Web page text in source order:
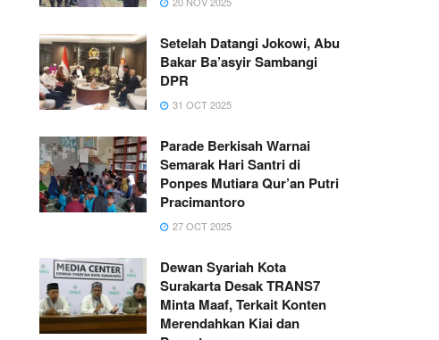
Setelah Datangi Jokowi, Abu
Bakar Ba’asyir Sambangi
DPR
31 OCT 2025
Parade Berkisah Warnai
Semarak Hari Santri di
Ponpes Mutiara Qur’an Putri
Pracimantoro
27 OCT 2025
Dewan Syariah Kota
Surakarta Desak TRANS7
Minta Maaf, Terkait Konten
Merendahkan Kiai dan